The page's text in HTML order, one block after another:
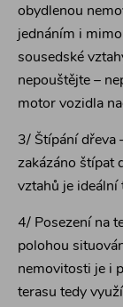
obydlenou
jednáním i
sousedské
nepouštějte –
motor vozidla
3/ Štípání dřeva
zakázáno štípat
vztahů je
4/ Posezení na
polohou
nemovitosti je i
terasu tedy